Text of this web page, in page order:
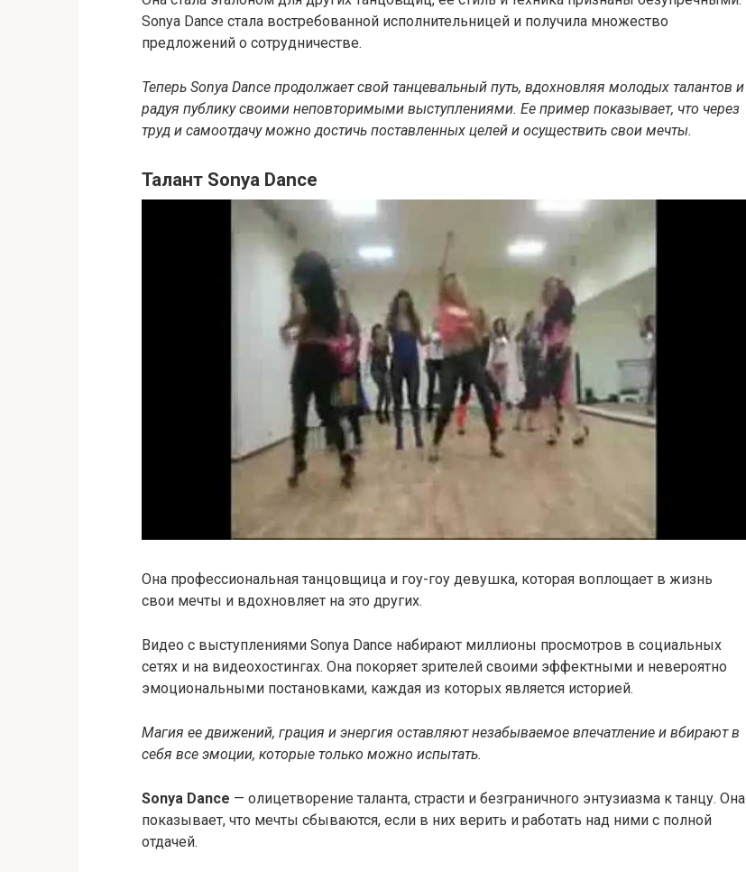
Sonya Dance стала востребованной исполнительницей и получила множество
предложений о сотрудничестве.
Теперь Sonya Dance продолжает свой танцевальный путь, вдохновляя молодых талантов и
радуя публику своими неповторимыми выступлениями. Ее пример показывает, что через
труд и самоотдачу можно достичь поставленных целей и осуществить свои мечты.
Талант Sonya Dance
Она профессиональная танцовщица и гоу-гоу девушка, которая воплощает в жизнь
свои мечты и вдохновляет на это других.
Видео с выступлениями Sonya Dance набирают миллионы просмотров в социальных
сетях и на видеохостингах. Она покоряет зрителей своими эффектными и невероятно
эмоциональными постановками, каждая из которых является историей.
Магия ее движений, грация и энергия оставляют незабываемое впечатление и вбирают в
себя все эмоции, которые только можно испытать.
Sonya Dance — олицетворение таланта, страсти и безграничного энтузиазма к танцу. Она
показывает, что мечты сбываются, если в них верить и работать над ними с полной
отдачей.